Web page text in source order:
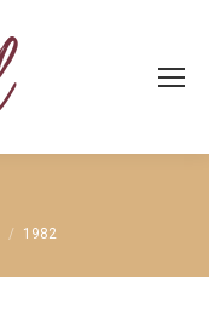
1982